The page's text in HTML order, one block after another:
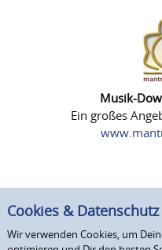
Musik-
Ein großes
Cookies & Datenschutz
Wir verwenden Cookies, um